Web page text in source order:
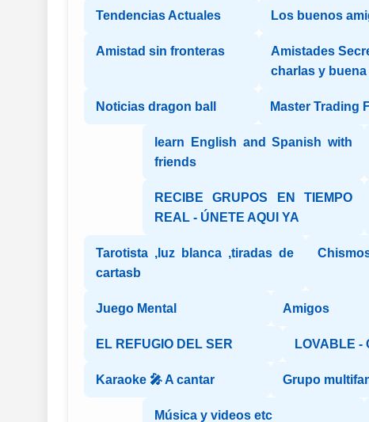
Tendencias Actuales Los buenos
Amistad sin fronteras
Amistades
charlas y
Noticias dragon ball Master Trading
learn English and Spanish with
friends
RECIBE GRUPOS EN TIEMPO
REAL - ÚNETE AQUI YA
Tarotista ,luz blanca ,tiradas de
cartasb
Juego Mental Amigos
EL REFUGIO DEL SER LOVABLE -
Karaoke 🎤 A cantar Grupo
Música y videos etc